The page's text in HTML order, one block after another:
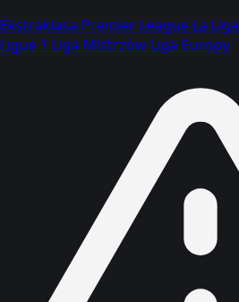
Ekstraklasa Premier League La Liga
Ligue 1 Liga Mistrzów Liga Europy